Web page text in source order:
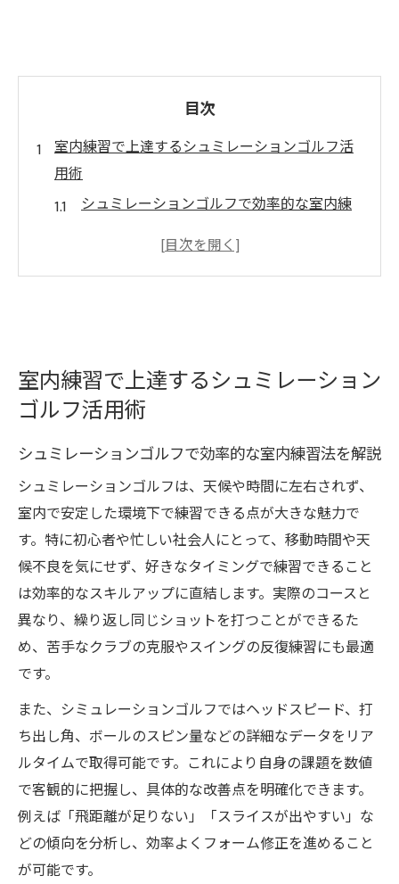
目次
室内練習で上達するシュミレーションゴルフ活
用術
シュミレーションゴルフで効率的な室内練
自宅感覚でできるシュミレーションゴルフ
のトレーニング方法
上達効果の検証
スコアアップを目指すなら便利な練習法を検証
シュミレーションゴルフでスコアアップす
る実践練習法
スコア向上に効くシュミレーションゴルフ
の便利ポイント
初心者も安心のシュミレーションゴルフ練
習方法を紹介
ンゴルフ活用術
便利な練習法でシュミレーションゴルフ上
達を実感
実戦力を高めるシミュレーション練習の効果と
は
シュミレーションゴルフで実戦力が養われ
室内練習で上達するシュミレーション
ゴルフ活用術
シュミレーションゴルフで効率的な室内練習法を解説
シュミレーションゴルフは、天候や時間に左右されず、
室内で安定した環境下で練習できる点が大きな魅力で
す。特に初心者や忙しい社会人にとって、移動時間や天
候不良を気にせず、好きなタイミングで練習できること
は効率的なスキルアップに直結します。実際のコースと
異なり、繰り返し同じショットを打つことができるた
め、苦手なクラブの克服やスイングの反復練習にも最適
です。
また、シミュレーションゴルフではヘッドスピード、打
ち出し角、ボールのスピン量などの詳細なデータをリア
ルタイムで取得可能です。これにより自身の課題を数値
で客観的に把握し、具体的な改善点を明確化できます。
例えば「飛距離が足りない」「スライスが出やすい」な
どの傾向を分析し、効率よくフォーム修正を進めること
が可能です。